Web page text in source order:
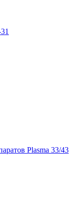
Plasma 33/43